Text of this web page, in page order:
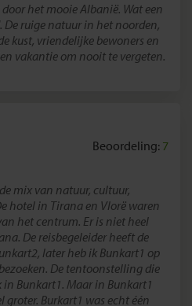
het mooie Albanië. Wat een
ruige natuur in het noorden,
kust, vriendelijke bewoners en
vakantie om nooit te vergeten.
Beoordeling: 7
mix van natuur, cultuur,
hotel in Tirana en Vlorë waren
het centrum. Er is niet heel
De reisbegeleider heeft de
later heb ik Bunkart1 op
De tentoonstelling die
Bunkart1. Maar in Bunkart1
groter. Burkart1 was echt één